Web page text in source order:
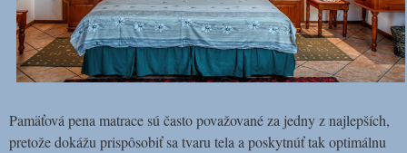
Pamäťová pena matrace sú často považované za jedny z najlepších,
pretože dokážu prispôsobiť sa tvaru tela a poskytnúť tak optimálnu